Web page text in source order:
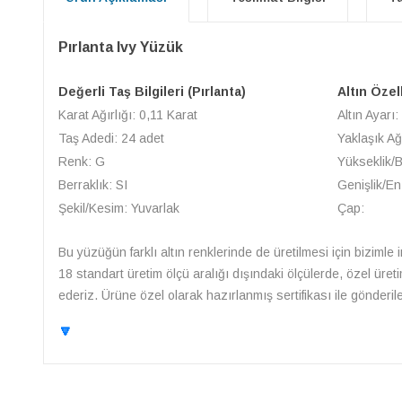
Pırlanta Ivy Yüzük
Değerli Taş Bilgileri (Pırlanta)
Karat Ağırlığı: 0,11 Karat
Taş Adedi: 24 adet
Renk: G
Berraklık: SI
Şekil/Kesim: Yuvarlak
Altın
Altın
Yaklaşık
Yükseklik/
Genişlik/
Çap:
Bu yüzüğün farklı altın renklerinde de üretilmesi için
18 standart üretim ölçü aralığı dışındaki ölçülerde, özel
ederiz. Ürüne özel olarak hazırlanmış sertifikası ile
🔽